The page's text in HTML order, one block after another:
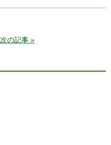
次の記事 »